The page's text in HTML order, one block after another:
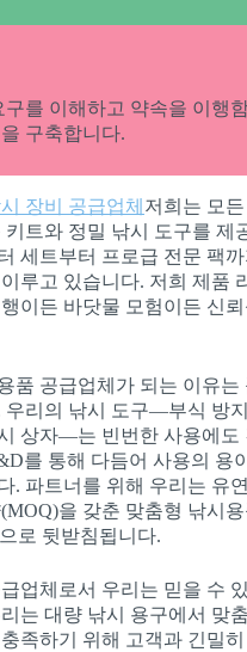
구를 이해하고 약속을 이행
구축합니다.
장비 공급업체 저희는 모
트와 정밀 낚시 도구를 제
세트부터 프로급 전문 팩
루고 있습니다. 저희 제품
이든 바닷물 모험이든 신뢰
품 공급업체가 되는 이유는
우리의 낚시 도구—부식 방
상자—는 빈번한 사용에도
를 통해 다듬어 사용의 용
. 파트너를 위해 우리는 유
을 갖춘 맞춤형 낚시
로 뒷받침됩니다.
업체로서 우리는 믿을 수
는 대량 낚시 용구에서 맞
족하기 위해 고객과 긴밀